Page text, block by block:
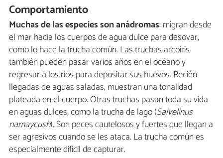
Comportamiento
Muchas de las especies son anádromas: migran desde
el mar hacia los cuerpos de agua dulce para desovar,
como lo hace la trucha común. Las truchas arcoíris
también pueden pasar varios años en el océano y
regresar a los ríos para depositar sus huevos. Recién
llegadas de aguas saladas, muestran una tonalidad
plateada en el cuerpo. Otras truchas pasan toda su vida
en aguas dulces, como la trucha de lago (Salvelinus
namaycush). Son peces cautelosos y fuertes que llegan a
ser agresivos cuando se les ataca. La trucha común es
especialmente difícil de capturar.